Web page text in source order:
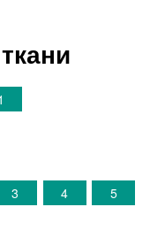
3 4
5